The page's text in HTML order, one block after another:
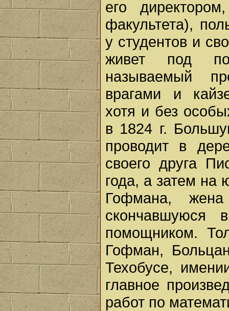
его
факультета),
у студентов и
живет под
называемый
врагами и
хотя и без
в 1824 г.
проводит в
своего друга
года, а затем на
Гофмана,
помощником.
Гофман,
Техобусе,
главное
работ по